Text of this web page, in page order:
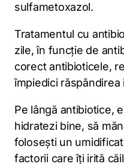
sulfametoxazol.
Tratamentul cu
zile, în funcție de
corect antibioticele,
împiedici răspândirea
Pe lângă antibiotice,
hidratezi bine, să
folosești un
factorii care îți irită